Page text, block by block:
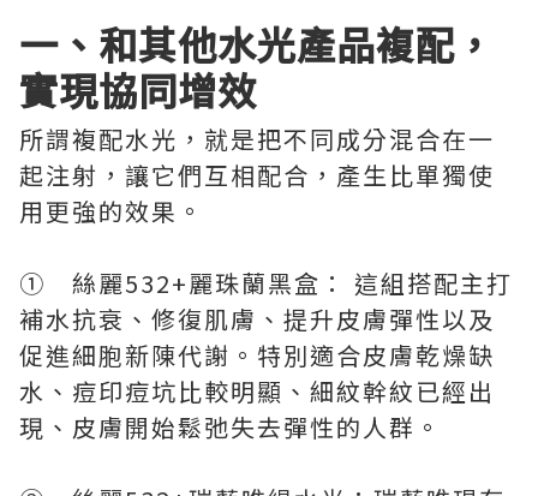
一、和其他水光產品複配，
實現協同增效
所謂複配水光，就是把不同成分混合在一
起注射，讓它們互相配合，產生比單獨使
用更強的效果。
① 絲麗532+麗珠蘭黑盒： 這組搭配主打
補水抗衰、修復肌膚、提升皮膚彈性以及
促進細胞新陳代謝。特別適合皮膚乾燥缺
水、痘印痘坑比較明顯、細紋幹紋已經出
現、皮膚開始鬆弛失去彈性的人群。